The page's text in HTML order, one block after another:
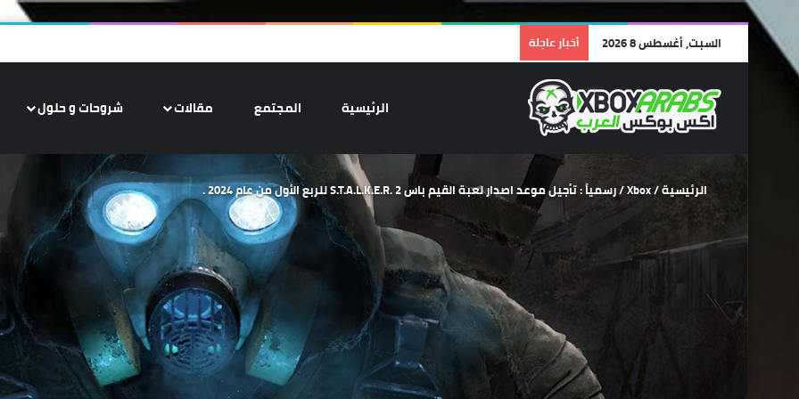
السبت, أغسطس 8 2026 أخبار عاجلة
الرئيسية المجتمع مقالات شروحات و حلول
الرئيسية/
Xbox
/رسمياً : تأجيل موعد اصدار لعبة القيم باس S.T.A.L.K.E.R. 2 للربع الأول من عام 2024 .